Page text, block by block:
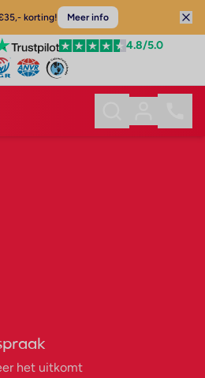
korting! Meer info
4.8/5.0
het uitkomt